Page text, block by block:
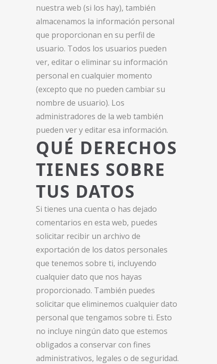
nuestra web (si los hay), también
almacenamos la información personal
que proporcionan en su perfil de
usuario. Todos los usuarios pueden
ver, editar o eliminar su información
personal en cualquier momento
(excepto que no pueden cambiar su
nombre de usuario). Los
administradores de la web también
pueden ver y editar esa información.
QUÉ DERECHOS
TIENES SOBRE
TUS DATOS
Si tienes una cuenta o has dejado
comentarios en esta web, puedes
solicitar recibir un archivo de
exportación de los datos personales
que tenemos sobre ti, incluyendo
cualquier dato que nos hayas
proporcionado. También puedes
solicitar que eliminemos cualquier dato
personal que tengamos sobre ti. Esto
no incluye ningún dato que estemos
obligados a conservar con fines
administrativos, legales o de seguridad.